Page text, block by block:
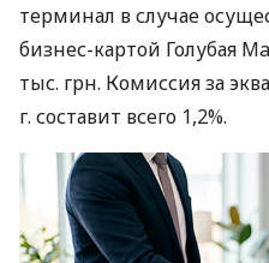
терминал в случае
бизнес-картой Голубая
тыс. грн. Комиссия за
г. составит всего 1,2%.